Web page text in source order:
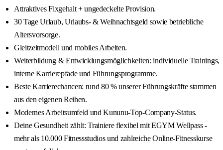
Attraktives Fixgehalt + ungedeckelte Provision.
30 Tage Urlaub, Urlaubs- & Weihnachtsgeld sowie betriebliche
Altersvorsorge.
Gleitzeitmodell und mobiles Arbeiten.
Weiterbildung & Entwicklungsmöglichkeiten: individuelle Trainings,
interne Karrierepfade und Führungsprogramme.
Beste Karrierechancen: rund 80 % unserer Führungskräfte stammen
aus den eigenen Reihen.
Modernes Arbeitsumfeld und Kununu-Top-Company-Status.
Deine Gesundheit zählt: Trainiere flexibel mit EGYM Wellpass -
mehr als 10.000 Fitnessstudios und zahlreiche Online-Fitnesskurse